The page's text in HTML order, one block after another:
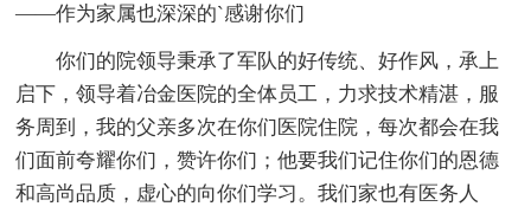
――作为家属也深深的`感谢你们
你们的院领导秉承了军队的好传统、好作风，承上
启下，领导着冶金医院的全体员工，力求技术精湛，服
务周到，我的父亲多次在你们医院住院，每次都会在我
们面前夸耀你们，赞许你们；他要我们记住你们的恩德
和高尚品质，虚心的向你们学习。我们家也有医务人